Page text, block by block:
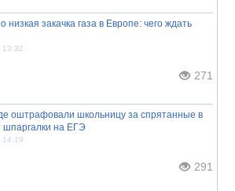
низкая закачка газа в Европе: чего ждать
13:32
271
оштрафовали школьницу за спрятанные в
шпаргалки на ЕГЭ
14:19
291